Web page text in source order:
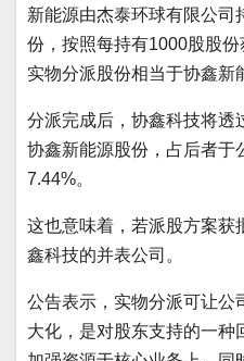
新能源由杰泰环球有限公司
份，按照每持有1000股股份
实物分派股份相当于协鑫新
分派完成后，协鑫科技将透
协鑫新能源股份，占后者于
7.44%。
这也意味着，若派股方案获
鑫科技的并表公司。
公告表示，实物分派可让公
大化，是对股东支持的一种